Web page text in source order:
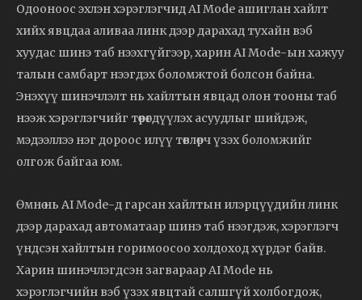
Одооноос эхлэн хэрэглэгчид AI Mode ашиглан хайлт
хийх явцдаа аливаа линк дээр дарахад тухайн вэб
хуудас шинэ таб нээхгүйгээр, харин AI Mode-ын хажуу
талын самбарт нээгдэх боломжтой болсон байна.
Энэхүү шинэчлэлт нь хайлтын явцад олон тооны таб
нээж хэрэглэгчийг төөрөгдүүлэх асуудлыг шийдэж,
мэдээллээ нэг дороос илүү төвлөрч үзэх боломжийг
олгож байгаа юм.
Өмнө нь AI Mode-д гарсан хайлтын илэрцүүдийн линк
дээр дарахад автоматаар шинэ таб нээгдэж, хэрэглэгч
үндсэн хайлтын горимоосоо холдоход хүрдэг байв.
Харин шинэчлэгдсэн загвараар AI Mode нь
хэрэглэгчийн вэб үзэх явцтай салшгүй холбогдож,